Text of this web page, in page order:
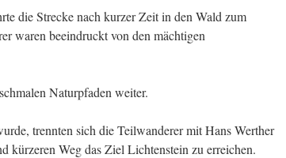
die Strecke nach kurzer Zeit in den Wald zum
waren beeindruckt von den mächtigen
Naturpfaden weiter.
trennten sich die Teilwanderer mit Hans Werther
kürzeren Weg das Ziel Lichtenstein zu erreichen.